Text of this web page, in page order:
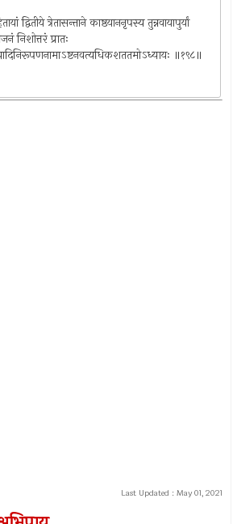
द्वितीये त्रेतासन्ताने काष्ठयाननृपस्य तुन्नवायापुर्यां
निशोत्तरं प्रातः
॥१९८॥
Last Updated : May 01, 2021